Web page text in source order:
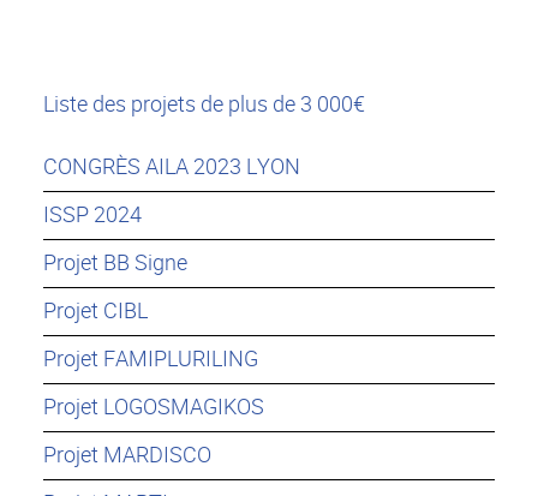
Liste des projets de plus de 3 000€
CONGRÈS AILA 2023 LYON
ISSP 2024
Projet BB Signe
Projet CIBL
Projet FAMIPLURILING
Projet LOGOSMAGIKOS
Projet MARDISCO